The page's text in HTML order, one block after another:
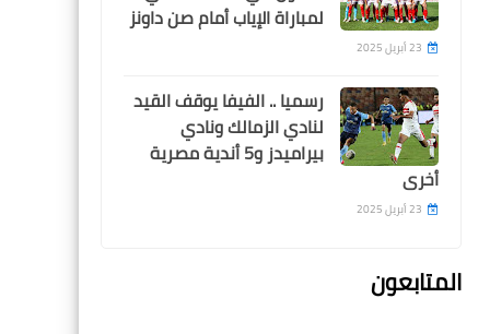
لمباراة الإياب أمام صن داونز
23 أبريل 2025
رسميا .. الفيفا يوقف القيد
لنادي الزمالك ونادي
بيراميدز و5 أندية مصرية
أخرى
23 أبريل 2025
المتابعون
المصرى
جوميز يجرى تعديلين على